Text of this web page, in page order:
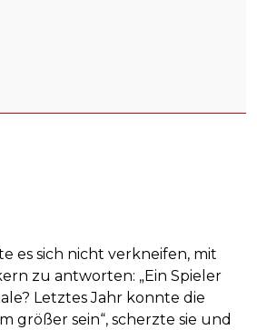
es sich nicht verkneifen, mit
zu antworten: „Ein Spieler
Letztes Jahr konnte die
größer sein“, scherzte sie und